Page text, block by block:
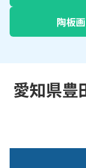
陶板画
愛知県豊